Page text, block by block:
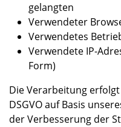
gelangten
Verwendeter
Verwendetes
Verwendete IP-
Form)
Die Verarbeitung
DSGVO auf Basis
der Verbesserung der